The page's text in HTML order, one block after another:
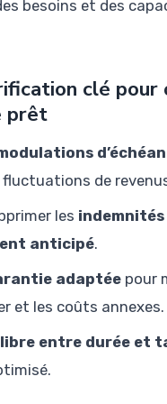
besoins et des
clé
prêt
fluctuations de
les indemnités
anticipé.
adaptée pour
et les coûts annexes.
entre durée et